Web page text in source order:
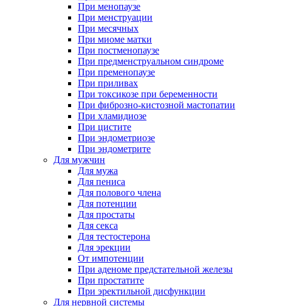
При менопаузе
При менструации
При месячных
При миоме матки
При постменопаузе
При предменструальном синдроме
При пременопаузе
При приливах
При токсикозе при беременности
При фиброзно-кистозной мастопатии
При хламидиозе
При цистите
При эндометриозе
При эндометрите
Для мужчин
Для мужа
Для пениса
Для полового члена
Для потенции
Для простаты
Для секса
Для тестостерона
Для эрекции
От импотенции
При аденоме предстательной железы
При простатите
При эректильной дисфункции
Для нервной системы